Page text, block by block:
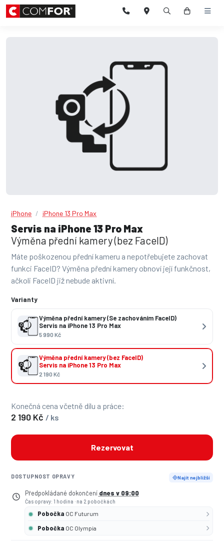
iPhone iPhone 13 Pro Max
Servis na iPhone 13 Pro Max
Výměna přední kamery (bez FaceID)
Máte poškozenou přední kameru a nepotřebujete zachovat
funkci FaceID? Výměna přední kamery obnoví její funkčnost,
ačkoli FaceID již nebude aktivní.
Varianty
Výměna přední kamery (Se zachováním FaceID)
Servis na iPhone 13 Pro Max
5 990 Kč
Výměna přední kamery (bez FaceID)
Servis na iPhone 13 Pro Max
2 190 Kč
Konečná cena včetně dílu a práce:
2 190 Kč / ks
Rezervovat
DOSTUPNOST OPRAVY Najít nejbližší
Předpokládané dokončení dnes v 09:00
Čas opravy: 1 hodina · na 2 pobočkách
Pobočka OC Futurum
Pobočka OC Olympia